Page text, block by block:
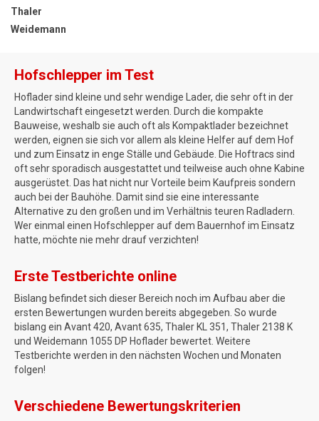
Thaler
Weidemann
Hofschlepper im Test
Hoflader sind kleine und sehr wendige Lader, die sehr oft in der
Landwirtschaft eingesetzt werden. Durch die kompakte
Bauweise, weshalb sie auch oft als Kompaktlader bezeichnet
werden, eignen sie sich vor allem als kleine Helfer auf dem Hof
und zum Einsatz in enge Ställe und Gebäude. Die Hoftracs sind
oft sehr sporadisch ausgestattet und teilweise auch ohne Kabine
ausgerüstet. Das hat nicht nur Vorteile beim Kaufpreis sondern
auch bei der Bauhöhe. Damit sind sie eine interessante
Alternative zu den großen und im Verhältnis teuren Radladern.
Wer einmal einen Hofschlepper auf dem Bauernhof im Einsatz
hatte, möchte nie mehr drauf verzichten!
Erste Testberichte online
Bislang befindet sich dieser Bereich noch im Aufbau aber die
ersten Bewertungen wurden bereits abgegeben. So wurde
bislang ein Avant 420, Avant 635, Thaler KL 351, Thaler 2138 K
und Weidemann 1055 DP Hoflader bewertet. Weitere
Testberichte werden in den nächsten Wochen und Monaten
folgen!
Verschiedene Bewertungskriterien